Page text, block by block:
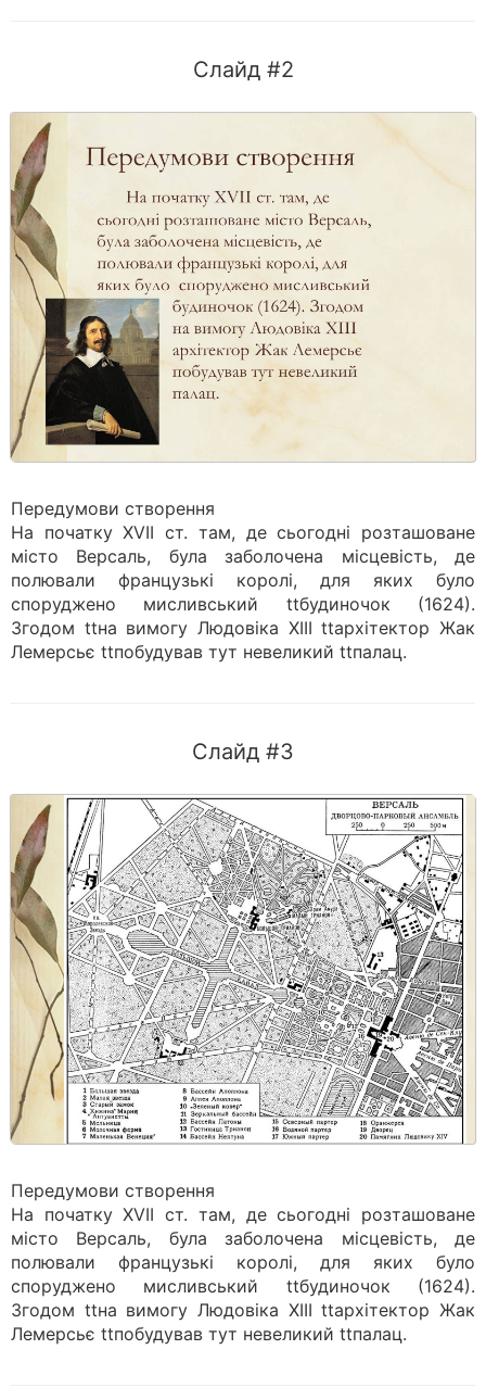
Слайд #2
Передумови створення
На початку ХVІІ ст. там, де сьогодні розташоване
місто Версаль, була заболочена місцевість, де
полювали французькі королі, для яких було
споруджено мисливський ttбудиночок (1624).
Згодом ttна вимогу Людовіка ХІІІ ttархітектор Жак
Лемерсьє ttпобудував тут невеликий ttпалац.
Слайд #3
Передумови створення
На початку ХVІІ ст. там, де сьогодні розташоване
місто Версаль, була заболочена місцевість, де
полювали французькі королі, для яких було
споруджено мисливський ttбудиночок (1624).
Згодом ttна вимогу Людовіка ХІІІ ttархітектор Жак
Лемерсьє ttпобудував тут невеликий ttпалац.